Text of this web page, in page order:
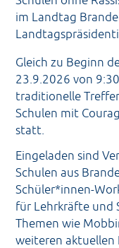
im Landtag
Gleich zu Beginn
23.9.2026 von
traditionelle
Schulen mit
statt.
Eingeladen sind
Schulen aus
Schüler*innen-
für Lehrkräfte und
Themen wie
weiteren aktuellen